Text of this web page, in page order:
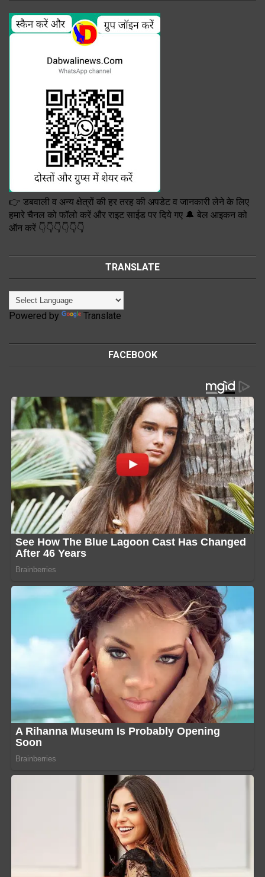
👉 डबवाली व अन्य क्षेत्रों की हर तरह की अपडेट व जानकारी लेने के लिए
हमारे चैनल को फॉलो करें और राइट साईड पर दिये गए 🔔 बेल आइकन को
ऑन करें 👇👇👇👇👇👇
TRANSLATE
Powered by Translate
FACEBOOK